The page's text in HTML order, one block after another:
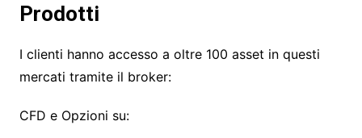
Prodotti
I clienti hanno accesso a oltre 100 asset in questi
mercati tramite il broker:
CFD e Opzioni su: